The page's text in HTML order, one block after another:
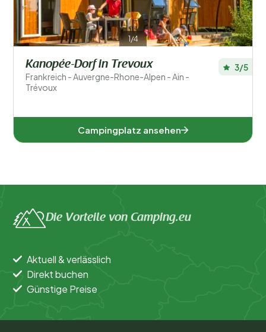
1/4
Kanopée-Dorf in Trevoux
Frankreich - Auvergne-Rhone-Alpen - Ain -
Trévoux
3/5
Campingplatz ansehen
Die Vorteile von Camping.eu
Aktuell & verlässlich
Direkt buchen
Günstige Preise